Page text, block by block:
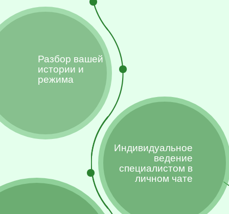
Индивидуальное
ведение
специалистом в
личном чате
Разбор вашей
истории и
режима